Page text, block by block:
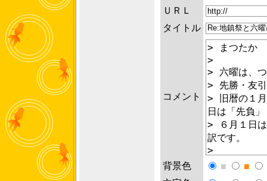
ＵＲＬ
タイトル
コメント
背景色 ■ ■